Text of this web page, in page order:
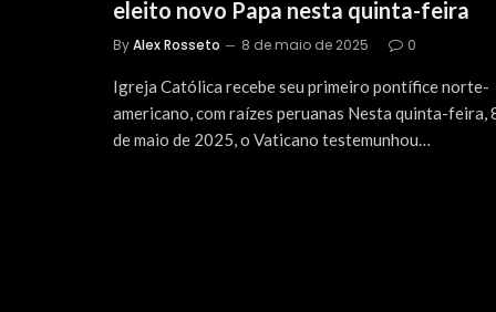
eleito novo Papa nesta quinta-feira
ByAlex Rosseto 8 de maio de 2025 0
Igreja Católica recebe seu primeiro pontífice norte-
americano, com raízes peruanas Nesta quinta-feira,
de maio de 2025, o Vaticano testemunhou…